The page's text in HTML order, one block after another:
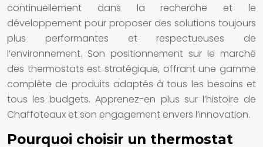
continuellement dans la recherche et le
développement pour proposer des solutions toujours
plus performantes et respectueuses de
l’environnement. Son positionnement sur le marché
des thermostats est stratégique, offrant une gamme
complète de produits adaptés à tous les besoins et
tous les budgets. Apprenez-en plus sur l’histoire de
Chaffoteaux et son engagement envers l’innovation.
Pourquoi choisir un thermostat